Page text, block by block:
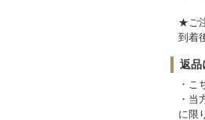
★ご
到着
返品
・こ
・当
に限